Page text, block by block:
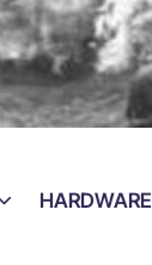
HARDWARE